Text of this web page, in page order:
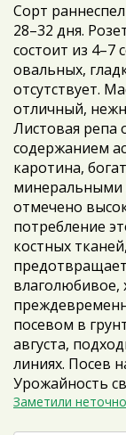
Сорт
28–32 дня.
состоит из 4–7
овальных,
отсутствует.
отличный,
Листовая репа
содержанием
каротина,
минеральными
отмечено
потребление
костных
влаголюбивое,
посевом в
августа,
линиях. Посев
Урожайность
Заметили